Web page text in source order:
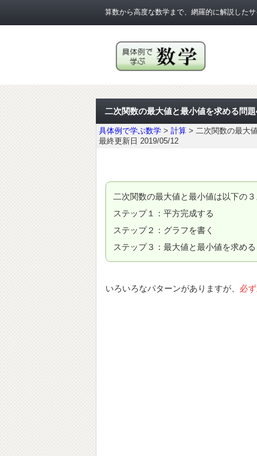
算数から高度な数学まで、網羅的に解説したサ
二次関数の最大値と最小値を求める問題
具体例で学ぶ数学 > 計算 > 二次関数の最大
最終更新日 2019/05/12
二次関数の最大値と最小値は以下の３
ステップ１：平方完成する
ステップ２：グラフを書く
ステップ３：最大値と最小値を求める
いろいろなパターンがありますが、 必